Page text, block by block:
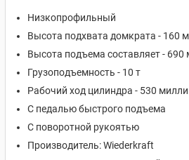
Низкопрофильный
Высота подхвата домкрата - 160
Высота подъема составляет -
Грузоподъемность - 10 т
Рабочий ход цилиндра - 530
С педалью быстрого подъема
С поворотной рукоятью
Производитель: Wiederkraft